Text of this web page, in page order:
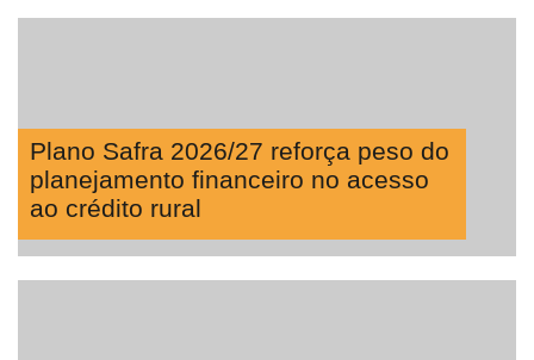
Plano Safra 2026/27 reforça peso do
planejamento financeiro no acesso
ao crédito rural